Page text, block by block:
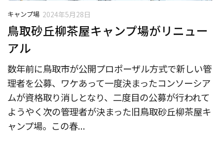
キャンプ場 2024年5月28日
鳥取砂丘柳茶屋キャンプ場がリニュー
アル
数年前に鳥取市が公開プロポーザル方式で新しい管
理者を公募、ワケあって一度決まったコンソーシア
ムが資格取り消しとなり、二度目の公募が行われて
ようやく次の管理者が決まった旧鳥取砂丘柳茶屋キ
ャンプ場。この春...